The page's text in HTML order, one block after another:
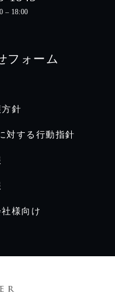
– 18:00
フォーム
針
対する行動指針
様向け